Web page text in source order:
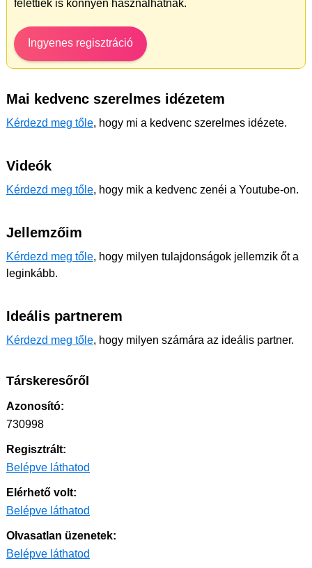
felettiek is könnyen használhatnak.
Ingyenes regisztráció
Mai kedvenc szerelmes idézetem
Kérdezd meg tőle, hogy mi a kedvenc szerelmes idézete.
Videók
Kérdezd meg tőle, hogy mik a kedvenc zenéi a Youtube-on.
Jellemzőim
Kérdezd meg tőle, hogy milyen tulajdonságok jellemzik őt a
leginkább.
Ideális partnerem
Kérdezd meg tőle, hogy milyen számára az ideális partner.
Társkeresőről
Azonosító:
730998
Regisztrált:
Belépve láthatod
Elérhető volt:
Belépve láthatod
Olvasatlan üzenetek:
Belépve láthatod